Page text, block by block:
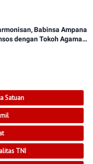
Babinsa Ampana
dengan Tokoh Agama
Satuan
TNI